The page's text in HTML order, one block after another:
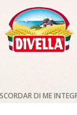
DI ME